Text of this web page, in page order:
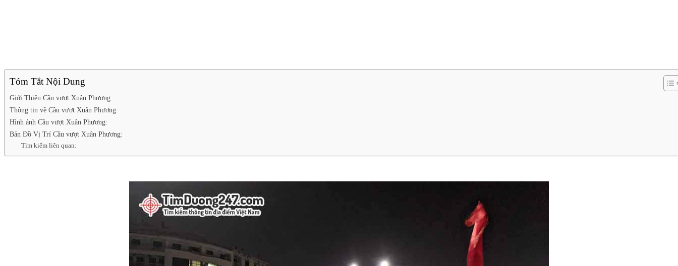
Tóm Tắt Nội Dung
Giới Thiệu Cầu vượt Xuân Phương
Thông tin về Cầu vượt Xuân Phương
Hình ảnh Cầu vượt Xuân Phương:
Bản Đồ Vị Trí Cầu vượt Xuân Phương:
Tìm kiếm liên quan: